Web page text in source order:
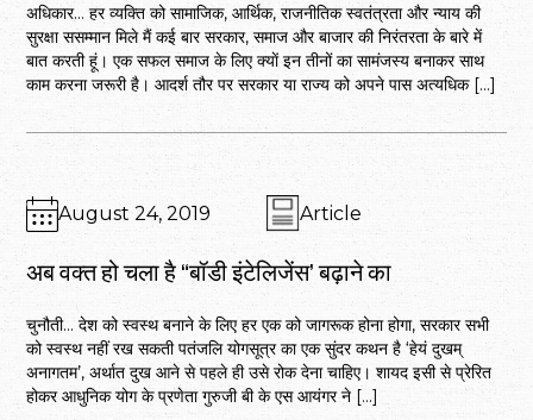
अधिकार… हर व्यक्ति को सामाजिक, आर्थिक, राजनीतिक स्वतंत्रता और न्याय की
सुरक्षा ससम्मान मिले मैं कई बार सरकार, समाज और बाजार की निरंतरता के बारे में
बात करती हूं। एक सफल समाज के लिए क्याें इन तीनों का सामंजस्य बनाकर साथ
काम करना जरूरी है। आदर्श तौर पर सरकार या राज्य को अपने पास अत्यधिक […]
August 24, 2019 Article
अब वक्त हो चला है “बॉडी इंटेलिजेंस’ बढ़ाने का
चुनौती… देश को स्वस्थ बनाने के लिए हर एक को जागरूक होना होगा, सरकार सभी
को स्वस्थ नहीं रख सकती पतंजलि योगसूत्र का एक सुंदर कथन है ‘हेयं दुखम्
अनागतम’, अर्थात दुख आने से पहले ही उसे रोक देना चाहिए। शायद इसी से प्रेरित
होकर आधुनिक योग के प्रणेता गुरुजी बी के एस आयंगर ने […]